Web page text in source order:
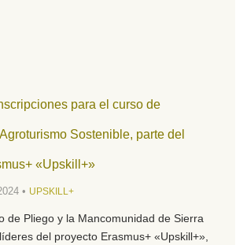
para el curso de
Sostenible, parte del
«Upskill+»
• UPSKILL+
de Pliego y la Mancomunidad de Sierra
del proyecto Erasmus+ «Upskill+»,